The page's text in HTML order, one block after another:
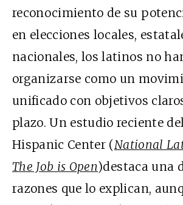
reconocimiento de su
en elecciones locales,
nacionales, los latinos no
organizarse como un
unificado con objetivos
plazo. Un estudio reciente
Hispanic Center (National
The Job is Open)destaca una
razones que lo explican,